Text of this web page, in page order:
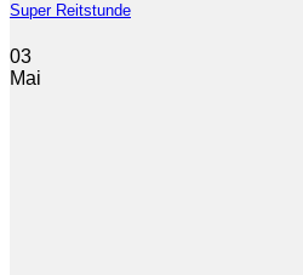
Super Reitstunde
03
Mai